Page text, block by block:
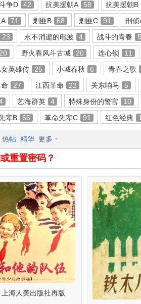
争D 42 抗美援朝A 58
抗美援朝B
71 剿匪B 68 剿匪C 91
刑侦
23 永不消逝的电波 4 战斗的青春
5
20 野火春风斗古城 20 连心锁
11
英雄传 25 小城春秋 6
青春之歌
27 江西革命 22 关东响马
5
艺海群英 4 特殊身份的警官
10
辈B 66 革命先辈C 91 红色经典
热帖 精华 更多
重置密码？
上海人美出版社再版